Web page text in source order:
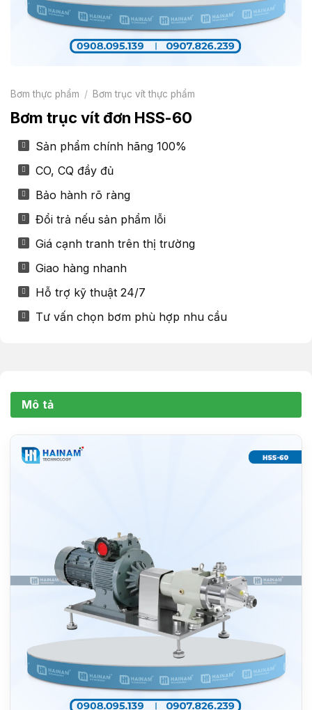
Bơm thực phẩm / Bơm trục vít thực phẩm
Bơm trục vít đơn HSS-60
Sản phẩm chính hãng 100%
CO, CQ đầy đủ
Bảo hành rõ ràng
Đổi trả nếu sản phẩm lỗi
Giá cạnh tranh trên thị trường
Giao hàng nhanh
Hỗ trợ kỹ thuật 24/7
Tư vấn chọn bơm phù hợp nhu cầu
Mô tả